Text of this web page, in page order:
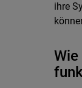
ihre